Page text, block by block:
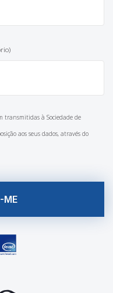
transmitidas à Sociedade de
aos seus dados, através do
ME